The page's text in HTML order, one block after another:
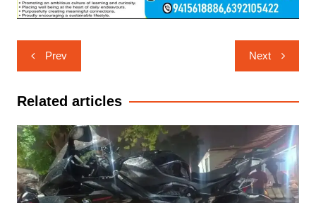
Post
navigation
Prev Next
Related articles